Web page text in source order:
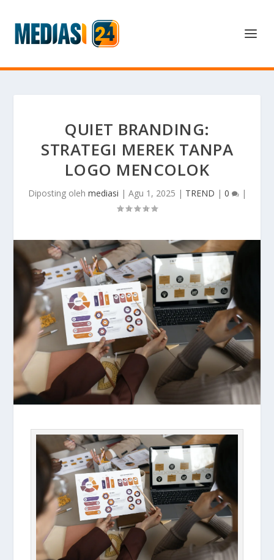
QUIET BRANDING:
STRATEGI MEREK TANPA
LOGO MENCOLOK
Diposting oleh mediasi | Agu 1, 2025 | TREND | 0 |